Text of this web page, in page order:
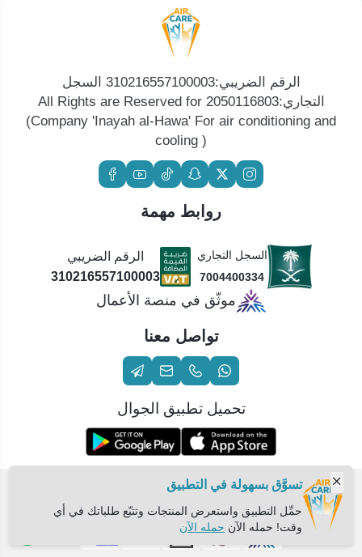
الرقم الضريبي:310216557100003 السجل
التجاري:2050116803 All Rights are Reserved for
(Company 'Inayah al-Hawa' For air conditioning and
cooling )
روابط مهمة
السجل التجاري
7004400334
الرقم الضريبي
310216557100003
موثّق في منصة الأعمال
تواصل معنا
تحميل تطبيق الجوال
الحقوق محفوظة | 2026 عناية الهواء | شريك سكني الاستراتيجيتسوَّق بسهولة في التطبيق
حمِّل التطبيق واستعرض المنتجات وتتبّع طلباتك في أي
وقت! حمله الآن حمله الآن